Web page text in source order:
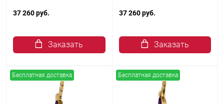
37 260 руб.
Заказать
37 260 руб.
Заказать
Бесплатная доставка Бесплатная доставка